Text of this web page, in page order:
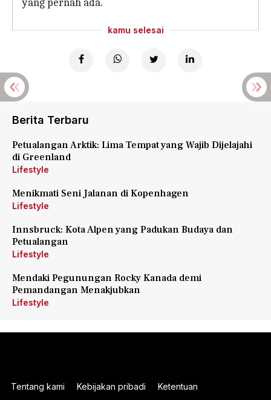
yang pernah ada.
kamu selesai
Berita Terbaru
Petualangan Arktik: Lima Tempat yang Wajib Dijelajahi
di Greenland
Lifestyle
Menikmati Seni Jalanan di Kopenhagen
Lifestyle
Innsbruck: Kota Alpen yang Padukan Budaya dan
Petualangan
Lifestyle
Mendaki Pegunungan Rocky Kanada demi
Pemandangan Menakjubkan
Lifestyle
Tentang kami Kebijakan pribadi
Ketentuan